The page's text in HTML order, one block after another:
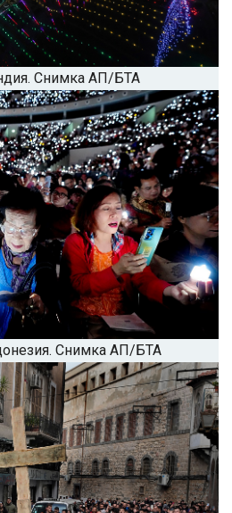
Снимка АП/БТА
Снимка АП/БТА